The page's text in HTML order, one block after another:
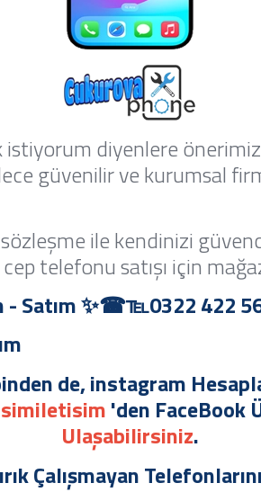
istiyorum diyenlere
güvenilir ve kurumsal
ile kendinizi
telefonu satışı için
- Satım ✨☎℡0322 422
de, instagram
'den FaceBook
Ulaşabilirsiniz.
Çalışmayan